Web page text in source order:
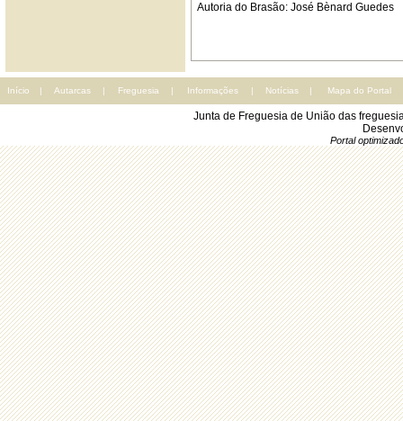
Autoria do Brasão: José Bènard Guedes
Início | Autarcas | Freguesia | Informações | Notícias | Mapa do Portal
Junta de Freguesia de União das
Portal